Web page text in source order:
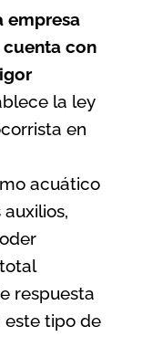
empresa
cuenta con
la ley
en
acuático
respuesta
este tipo de